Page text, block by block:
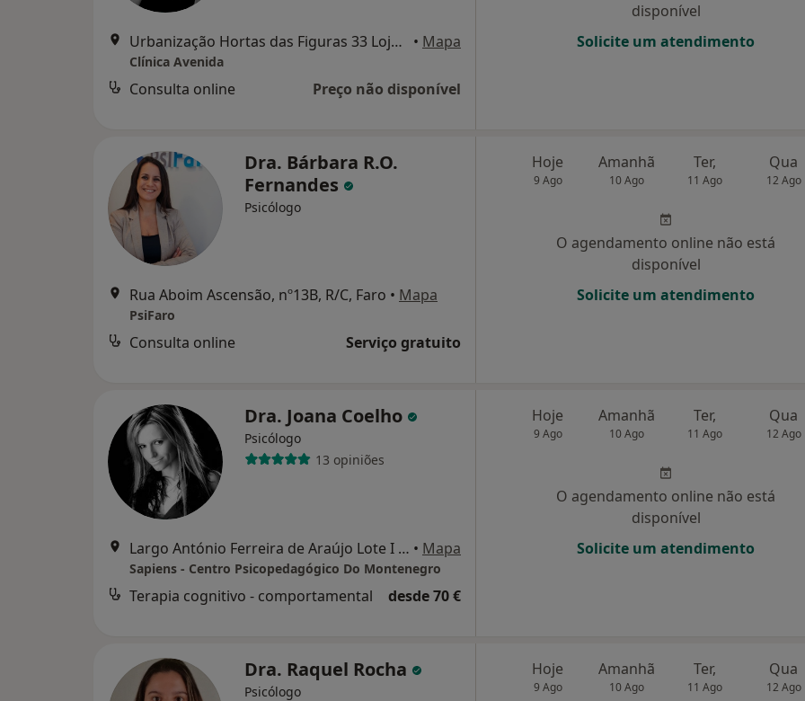
Urbanização Hortas das Figuras 33 Loja A, Faro • Mapa
Clínica Avenida
Consulta online Preço não disponível
disponível
Solicite um atendimento
Dra. Bárbara R.O.
Fernandes
Psicólogo
Rua Aboim Ascensão, nº13B, R/C, Faro • Mapa
PsiFaro
Consulta online Serviço gratuito
Hoje
9 Ago
Amanhã
10 Ago
Ter,
11 Ago
Qua
12 Ago
O agendamento online não está
disponível
Solicite um atendimento
Dra. Joana Coelho
Psicólogo
13 opiniões
Largo António Ferreira de Araújo Lote I Montenegro, Faro • Mapa
Sapiens - Centro Psicopedagógico Do Montenegro
Terapia cognitivo - comportamental desde 70 €
Hoje
9 Ago
Amanhã
10 Ago
Ter,
11 Ago
Qua
12 Ago
O agendamento online não está
disponível
Solicite um atendimento
Dra. Raquel Rocha
Psicólogo
Hoje
9 Ago
Amanhã
10 Ago
Ter,
11 Ago
Qua
12 Ago